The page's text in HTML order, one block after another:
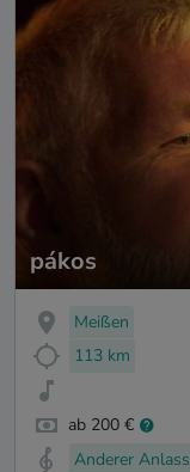
pákos
Meißen
113 km
ab 200 €
Anderer Anlass